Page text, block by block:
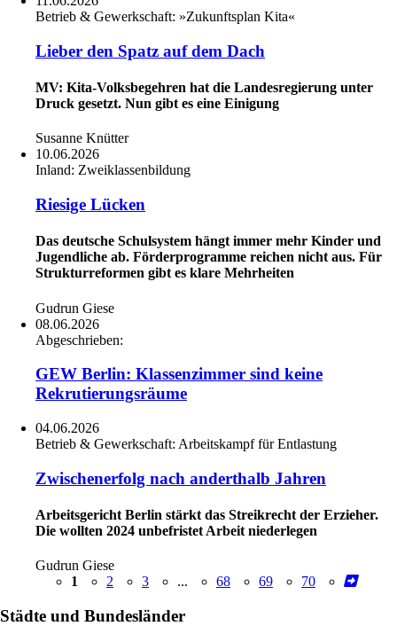
Betrieb & Gewerkschaft: »Zukunftsplan Kita«
Lieber den Spatz auf dem Dach
MV: Kita-Volksbegehren hat die Landesregierung unter
Druck gesetzt. Nun gibt es eine Einigung
Susanne Knütter
10.06.2026
Inland: Zweiklassenbildung
Riesige Lücken
Das deutsche Schulsystem hängt immer mehr Kinder und
Jugendliche ab. Förderprogramme reichen nicht aus. Für
Strukturreformen gibt es klare Mehrheiten
Gudrun Giese
08.06.2026
Abgeschrieben:
GEW Berlin: Klassenzimmer sind keine
Rekrutierungsräume
04.06.2026
Betrieb & Gewerkschaft: Arbeitskampf für Entlastung
Zwischenerfolg nach anderthalb Jahren
Arbeitsgericht Berlin stärkt das Streikrecht der Erzieher.
Die wollten 2024 unbefristet Arbeit niederlegen
Gudrun Giese
1
2 3 ... 68 69 70
Städte und Bundesländer